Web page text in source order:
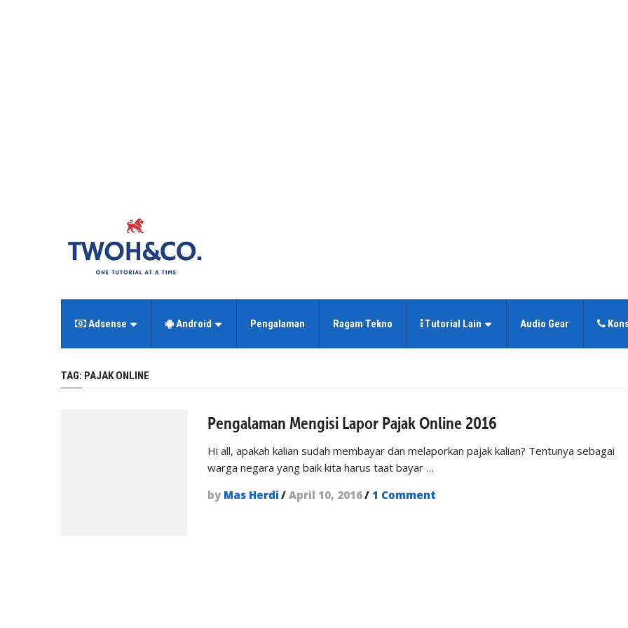
Adsense Android Pengalaman Ragam Tekno Tutorial Lain Audio Gear
TAG: PAJAK ONLINE
Pengalaman Mengisi Lapor Pajak Online 2016
Hi all, apakah kalian sudah membayar dan melaporkan pajak kalian? Tentunya sebagai
warga negara yang baik kita harus taat bayar …
by Mas Herdi / April 10, 2016/ 1 Comment